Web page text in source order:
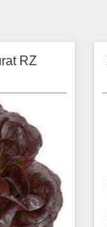
RZ